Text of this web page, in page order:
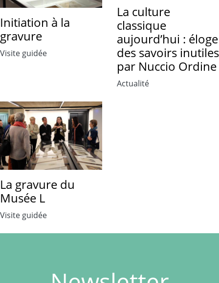
Initiation à la
gravure
Visite guidée
La culture
classique
aujourd’hui : éloge
des savoirs inutiles
par Nuccio Ordine
Actualité
La gravure du
Musée L
Visite guidée